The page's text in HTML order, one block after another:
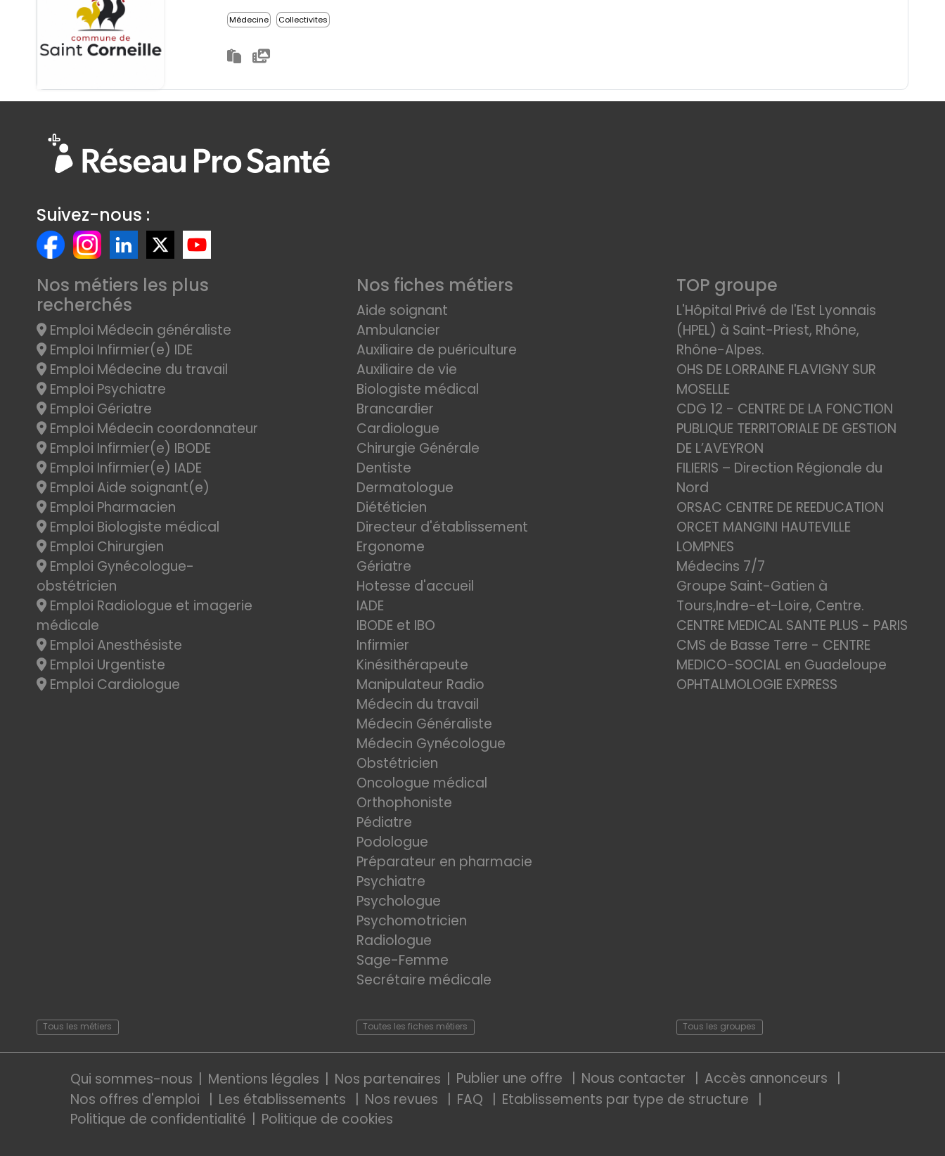
Médecine Collectivites
Suivez-nous :
Nos métiers les plus
recherchés
Emploi Médecin généraliste
Emploi Infirmier(e) IDE
Emploi Médecine du travail
Emploi Psychiatre
Emploi Gériatre
Emploi Médecin coordonnateur
Emploi Infirmier(e) IBODE
Emploi Infirmier(e) IADE
Emploi Aide soignant(e)
Emploi Pharmacien
Emploi Biologiste médical
Emploi Chirurgien
Emploi Gynécologue-
obstétricien
Emploi Radiologue et imagerie
médicale
Emploi Anesthésiste
Emploi Urgentiste
Emploi Cardiologue
Tous les métiers
Nos fiches métiers
Aide soignant
Ambulancier
Auxiliaire de puériculture
Auxiliaire de vie
Biologiste médical
Brancardier
Cardiologue
Chirurgie Générale
Dentiste
Dermatologue
Diététicien
Directeur d'établissement
Ergonome
Gériatre
Hotesse d'accueil
IADE
IBODE et IBO
Infirmier
Kinésithérapeute
Manipulateur Radio
Médecin du travail
Médecin Généraliste
Médecin Gynécologue
Obstétricien
Oncologue médical
Orthophoniste
Pédiatre
Podologue
Préparateur en pharmacie
Psychiatre
Psychologue
Psychomotricien
Radiologue
Sage-Femme
Secrétaire médicale
Toutes les fiches métiers
TOP groupe
L'Hôpital Privé de l'Est Lyonnais
(HPEL) à Saint-Priest, Rhône,
Rhône-Alpes.
OHS DE LORRAINE FLAVIGNY SUR
MOSELLE
CDG 12 - CENTRE DE LA FONCTION
PUBLIQUE TERRITORIALE DE GESTION
DE L’AVEYRON
FILIERIS – Direction Régionale du
Nord
ORSAC CENTRE DE REEDUCATION
ORCET MANGINI HAUTEVILLE
LOMPNES
Médecins 7/7
Groupe Saint-Gatien à
Tours,Indre-et-Loire, Centre.
CENTRE MEDICAL SANTE PLUS - PARIS
CMS de Basse Terre - CENTRE
MEDICO-SOCIAL en Guadeloupe
OPHTALMOLOGIE EXPRESS
Tous les groupes
Qui sommes-nous Mentions légales Nos partenaires Publier une offre Nous contacter
Accès annonceurs
Nos offres d'emploi
Les établissements Nos revues FAQ
Etablissements par type de structure
Politique de confidentialité
Politique de cookies